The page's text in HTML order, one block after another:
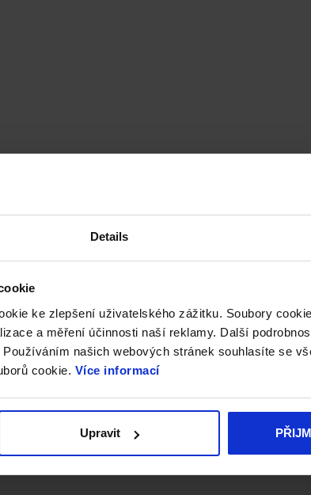
Details
ke zlepšení uživatelského zážitku. Soubory
a měření účinnosti naší reklamy. Další
Používáním našich webových stránek souhlasíte se
cookie. Více informací
Upravit